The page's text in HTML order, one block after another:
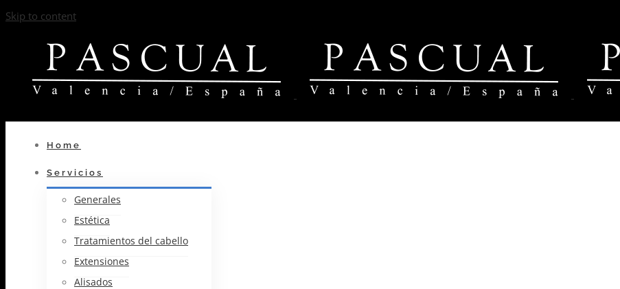
Skip to content
Home
Servicios
Generales
Estética
Tratamientos del cabello
Extensiones
Alisados